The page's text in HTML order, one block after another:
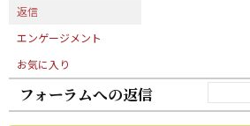
返信
エンゲージメント
お気に入り
フォーラムへの返信